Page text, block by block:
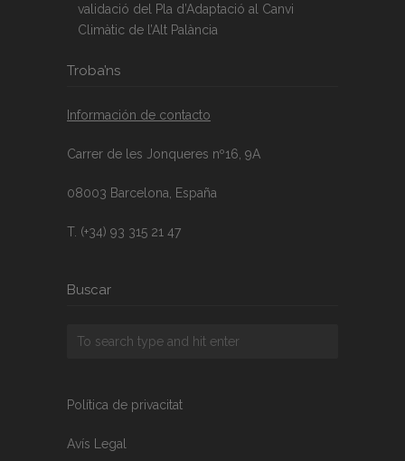
validació del Pla d’Adaptació al Canvi
Climàtic de l’Alt Palància
Troba’ns
Información de contacto
Carrer de les Jonqueres nº16, 9A
08003 Barcelona, España
T. (+34) 93 315 21 47
Buscar
Política de privacitat
Avís Legal